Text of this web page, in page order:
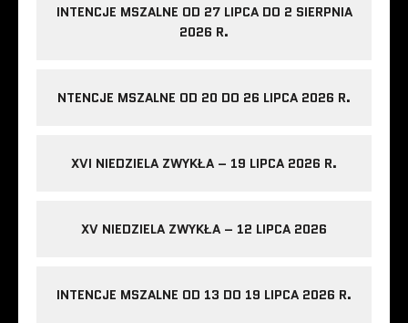
INTENCJE MSZALNE OD 27 LIPCA DO 2 SIERPNIA
2026 R.
NTENCJE MSZALNE OD 20 DO 26 LIPCA 2026 R.
XVI NIEDZIELA ZWYKŁA – 19 LIPCA 2026 R.
XV NIEDZIELA ZWYKŁA – 12 LIPCA 2026
INTENCJE MSZALNE OD 13 DO 19 LIPCA 2026 R.